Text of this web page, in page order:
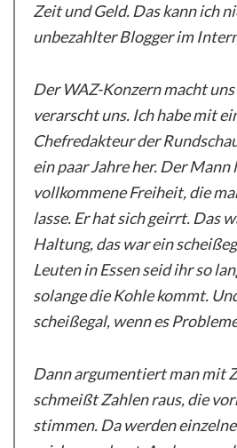
Zeit und Geld. Das kann ich
unbezahlter Blogger im
Der WAZ-Konzern macht
verarscht uns. Ich habe mit
Chefredakteur der
ein paar Jahre her. Der Mann
vollkommene Freiheit, die
lasse. Er hat sich geirrt. Das
Haltung, das war ein
Leuten in Essen seid ihr so
solange die Kohle kommt.
scheißegal, wenn es
Dann argumentiert man mit
schmeißt Zahlen raus, die
stimmen. Da werden